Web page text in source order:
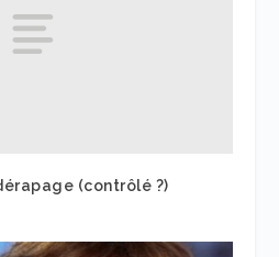
(contrôlé ?)